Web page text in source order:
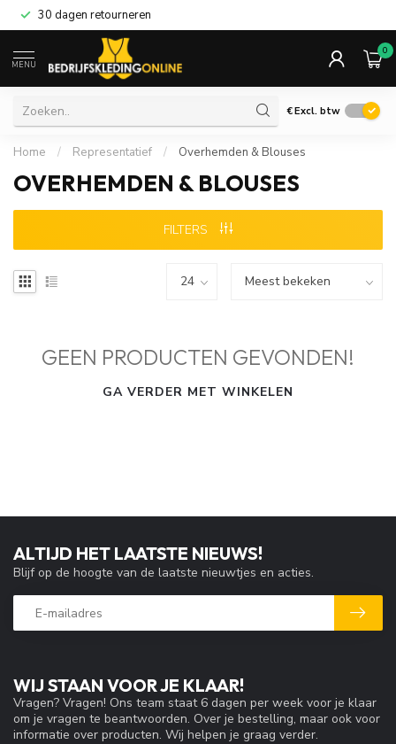
30 dagen retourneren
MENU
0
€Excl. btw
Home / Representatief / Overhemden & Blouses
OVERHEMDEN & BLOUSES
FILTERS
GEEN PRODUCTEN GEVONDEN!
GA VERDER MET WINKELEN
WIJ STAAN VOOR JE KLAAR!
Vragen? Vragen! Ons team staat 6 dagen per week voor je klaar
om je vragen te beantwoorden. Over je bestelling, maar ook voor
informatie over producten. Wij helpen je graag verder.
ALTIJD HET LAATSTE NIEUWS!
Blijf op de hoogte van de laatste nieuwtjes en acties.